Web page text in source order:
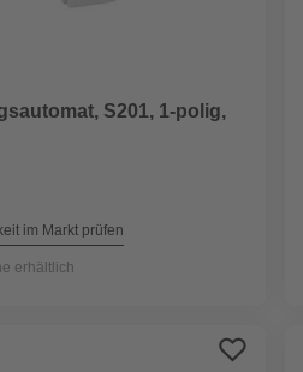
S201, 1-polig,
im Markt prüfen
erhältlich